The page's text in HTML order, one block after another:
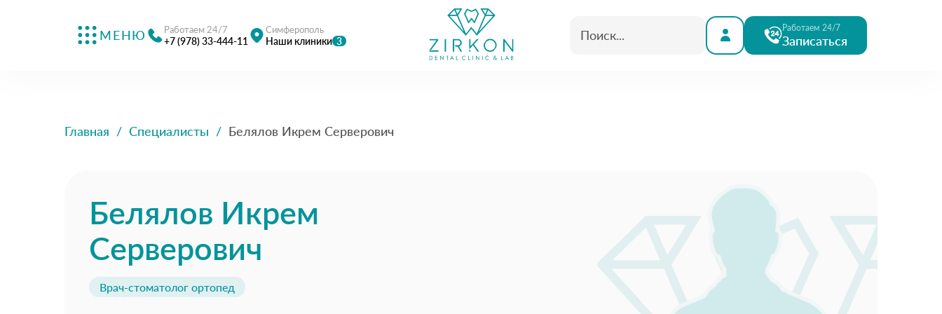
МЕНЮ Работаем 24/7
+7 (978) 33-444-11
Симферополь
Наши клиники 3
Работаем 24/7
Записаться
Главная / Специалисты / Белялов Икрем Серверович
Белялов Икрем
Серверович
Врач-стоматолог ортопед